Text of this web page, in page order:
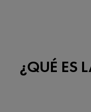
¿QUÉ ES